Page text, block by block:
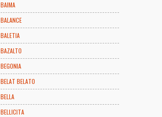
BAIMA
BALANCE
BALETIA
BAZALTO
BEGONIA
BELAT BELATO
BELLA
BELLICITA